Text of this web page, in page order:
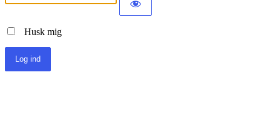
Husk mig